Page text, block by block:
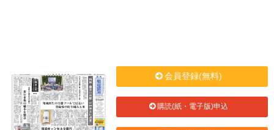
会員登録(無料)
購読(紙・電子版)申込